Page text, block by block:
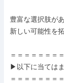
豊富な選択肢が
新しい可能性を
＝＝＝＝＝＝＝
▶以下に当ては
＝＝＝＝＝＝＝